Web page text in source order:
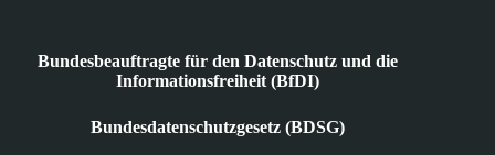
Bundesbeauftragte für den Datenschutz und die
Informationsfreiheit (BfDI)
Bundesdatenschutzgesetz (BDSG)